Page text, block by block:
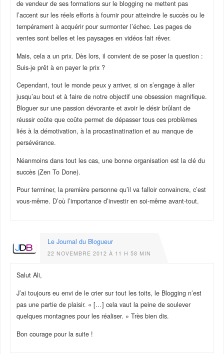
de vendeur de ses formations sur le blogging ne mettent pas
l’accent sur les réels efforts à fournir pour atteindre le succès ou le
tempérament à acquérir pour surmonter l’échec. Les pages de
ventes sont belles et les paysages en vidéos fait rêver.
Mais, cela a un prix. Dès lors, il convient de se poser la question :
Suis-je prêt à en payer le prix ?
Cependant, tout le monde peux y arriver, si on s’engage à aller
jusqu’au bout et à faire de notre objectif une obsession magnifique.
Bloguer sur une passion dévorante et avoir le désir brûlant de
réussir coûte que coûte permet de dépasser tous ces problèmes
liés à la démotivation, à la procastinatination et au manque de
persévérance.
Néanmoins dans tout les cas, une bonne organisation est la clé du
succès (Zen To Done).
Pour terminer, la première personne qu’il va falloir convaincre, c’est
vous-même. D’où l’importance d’investir en soi-même avant-tout.
Le Journal du Blogueur
22 NOVEMBRE 2012 À 11 H 58 MIN
Salut Ali,
J’ai toujours eu envi de le crier sur tout les toits, le Blogging n’est
pas une partie de plaisir. « […] cela vaut la peine de soulever
quelques montagnes pour les réaliser. » Très bien dis.
Bon courage pour la suite !